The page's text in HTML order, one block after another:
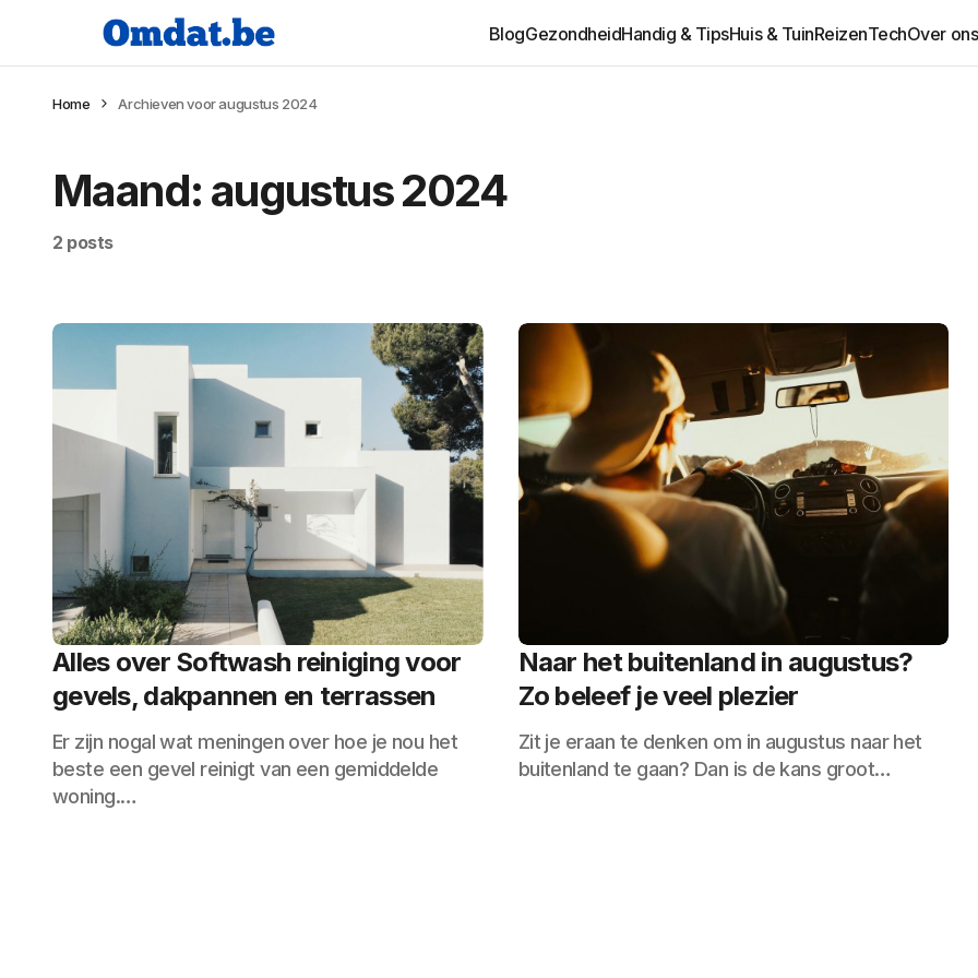
BlogGezondheidHandig & TipsHuis & TuinReizenTechOver ons
Home Archieven voor augustus 2024
Maand: augustus 2024
2 posts
Alles over Softwash reiniging voor
gevels, dakpannen en terrassen
Er zijn nogal wat meningen over hoe je nou het
beste een gevel reinigt van een gemiddelde
woning.…
Naar het buitenland in augustus?
Zo beleef je veel plezier
Zit je eraan te denken om in augustus naar het
buitenland te gaan? Dan is de kans groot…